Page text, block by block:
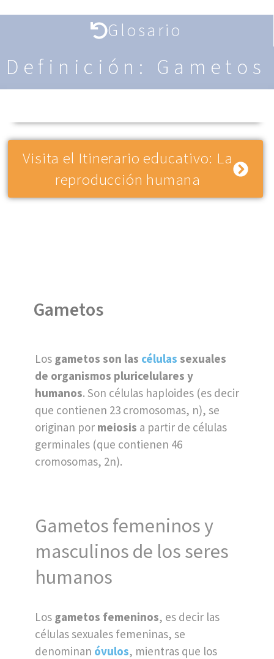
Glosario
Definición: Gametos
Visita el Itinerario educativo: La
reproducción humana
Gametos
Los gametos son las células sexuales
de organismos pluricelulares y
humanos. Son células haploides (es decir
que contienen 23 cromosomas, n), se
originan por meiosis a partir de células
germinales (que contienen 46
cromosomas, 2n).
Gametos femeninos y
masculinos de los seres
humanos
Los gametos femeninos, es decir las
células sexuales femeninas, se
denominan óvulos, mientras que los